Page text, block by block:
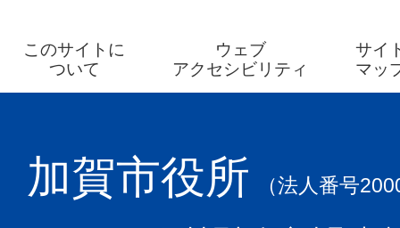
このサイトに
ついて
ウェブ
アクセシビリティ
サイ
マッ
加賀市役所 （法人番号